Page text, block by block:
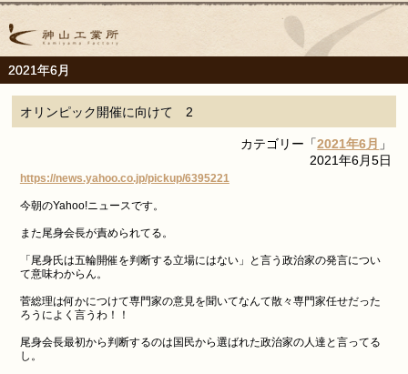
2021年6月
オリンピック開催に向けて 2
カテゴリー「2021年6月 」
2021年6月5日
https://news.yahoo.co.jp/pickup/6395221
今朝のYahoo!ニュースです。
また尾身会長が責められてる。
「尾身氏は五輪開催を判断する立場にはない」と言う政治家の発言につい
て意味わからん。
菅総理は何かにつけて専門家の意見を聞いてなんて散々専門家任せだった
ろうによく言うわ！！
尾身会長最初から判断するのは国民から選ばれた政治家の人達と言ってる
し。